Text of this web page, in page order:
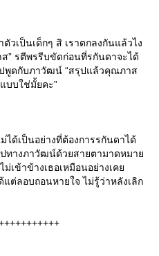
วเป็นเด็กๆ สิ เราตกลงกันแล้วไง
” รตีพรรีบขัดก่อนที่รกันดาจะได้
พูดกับภาวัฒน์ “สรุปแล้วคุณภาส
บบใช่มั้ยคะ”
ได้เป็นอย่างที่ต้องการรกันดาได้
ทางภาวัฒน์ด้วยสายตามาดหมาย
เข้าข้างเธอเหมือนอย่างเคย
ต่ลอบถอนหายใจ ไม่รู้ว่าหลังเลิก